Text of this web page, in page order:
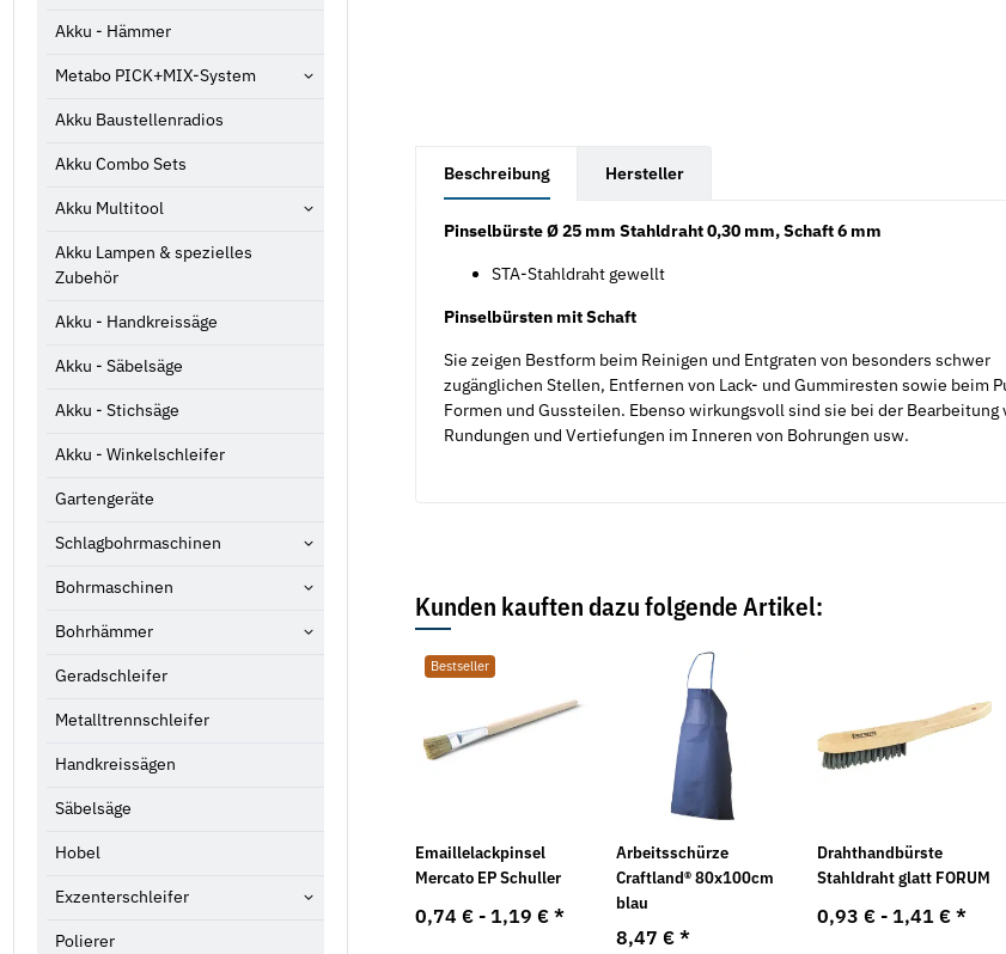
Beschreibung Hersteller
Pinselbürste Ø 25 mm Stahldraht 0,30 mm, Schaft 6 mm
STA-Stahldraht gewellt
Pinselbürsten mit Schaft
Sie zeigen Bestform beim Reinigen und Entgraten von besonders schwer
zugänglichen Stellen, Entfernen von Lack- und Gummiresten sowie beim
Formen und Gussteilen. Ebenso wirkungsvoll sind sie bei der Bearbeitung
Rundungen und Vertiefungen im Inneren von Bohrungen usw.
Kunden kauften dazu folgende Artikel:
Bestseller
Emaillelackpinsel
Mercato EP Schuller
0,74 € - 1,19 €*
Arbeitsschürze
Craftland® 80x100cm
blau
8,47 €*
Drahthandbürste
Stahldraht glatt FORUM
0,93 € - 1,41 €*
Akku - Hämmer
Metabo PICK+MIX-System
Akku Baustellenradios
Akku Combo Sets
Akku Multitool
Akku Lampen & spezielles
Zubehör
Akku - Handkreissäge
Akku - Säbelsäge
Akku - Stichsäge
Akku - Winkelschleifer
Gartengeräte
Schlagbohrmaschinen
Bohrmaschinen
Bohrhämmer
Geradschleifer
Metalltrennschleifer
Handkreissägen
Säbelsäge
Hobel
Exzenterschleifer
Polierer